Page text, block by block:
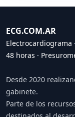
ECG.COM.AR
Electrocardiograma ·
48 horas ·
Desde 2020
gabinete.
Parte de los